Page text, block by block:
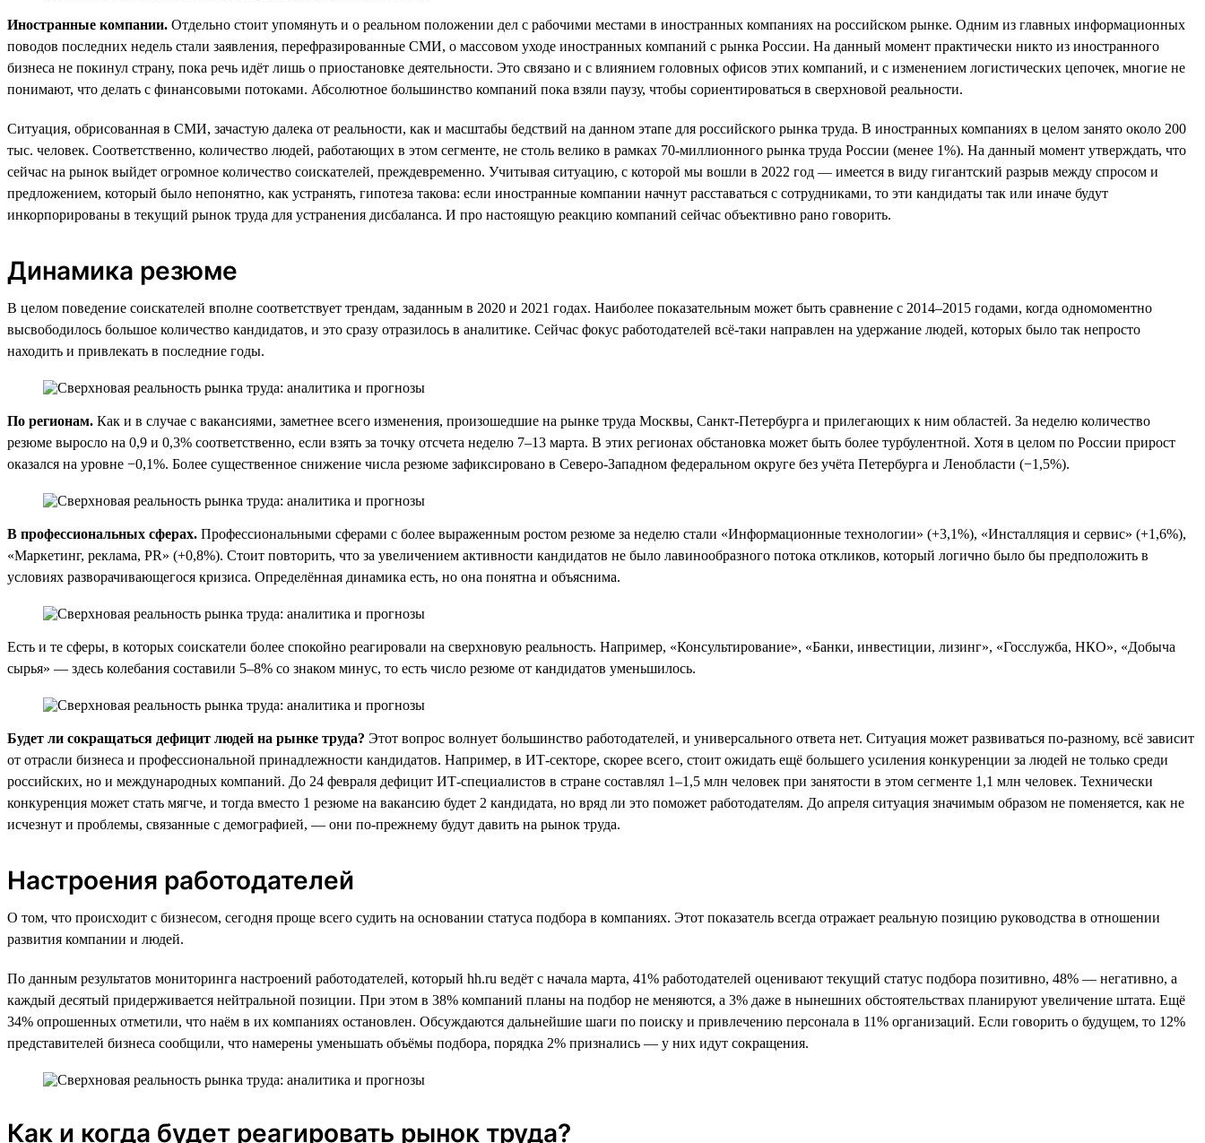
Иностранные компании. Отдельно стоит упомянуть и о реальном положении дел с рабочими местами в иностранных компаниях на российском рынке. Одним из главных информационных
поводов последних недель стали заявления, перефразированные СМИ, о массовом уходе иностранных компаний с рынка России. На данный момент практически никто из иностранного
бизнеса не покинул страну, пока речь идёт лишь о приостановке деятельности. Это связано и с влиянием головных офисов этих компаний, и с изменением логистических цепочек, многие не
понимают, что делать с финансовыми потоками. Абсолютное большинство компаний пока взяли паузу, чтобы сориентироваться в сверхновой реальности.
Ситуация, обрисованная в СМИ, зачастую далека от реальности, как и масштабы бедствий на данном этапе для российского рынка труда. В иностранных компаниях в целом занято около 200
тыс. человек. Соответственно, количество людей, работающих в этом сегменте, не столь велико в рамках 70-миллионного рынка труда России (менее 1%). На данный момент утверждать, что
сейчас на рынок выйдет огромное количество соискателей, преждевременно. Учитывая ситуацию, с которой мы вошли в 2022 год — имеется в виду гигантский разрыв между спросом и
предложением, который было непонятно, как устранять, гипотеза такова: если иностранные компании начнут расставаться с сотрудниками, то эти кандидаты так или иначе будут
инкорпорированы в текущий рынок труда для устранения дисбаланса. И про настоящую реакцию компаний сейчас объективно рано говорить.
Динамика резюме
В целом поведение соискателей вполне соответствует трендам, заданным в 2020 и 2021 годах. Наиболее показательным может быть сравнение с 2014–2015 годами, когда одномоментно
высвободилось большое количество кандидатов, и это сразу отразилось в аналитике. Сейчас фокус работодателей всё-таки направлен на удержание людей, которых было так непросто
находить и привлекать в последние годы.
По регионам. Как и в случае с вакансиями, заметнее всего изменения, произошедшие на рынке труда Москвы, Санкт-Петербурга и прилегающих к ним областей. За неделю количество
резюме выросло на 0,9 и 0,3% соответственно, если взять за точку отсчета неделю 7–13 марта. В этих регионах обстановка может быть более турбулентной. Хотя в целом по России прирост
оказался на уровне −0,1%. Более существенное снижение числа резюме зафиксировано в Северо-Западном федеральном округе без учёта Петербурга и Ленобласти (−1,5%).
В профессиональных сферах. Профессиональными сферами с более выраженным ростом резюме за неделю стали «Информационные технологии» (+3,1%), «Инсталляция и сервис» (+1,6%),
«Маркетинг, реклама, PR» (+0,8%). Стоит повторить, что за увеличением активности кандидатов не было лавинообразного потока откликов, который логично было бы предположить в
условиях разворачивающегося кризиса. Определённая динамика есть, но она понятна и объяснима.
Есть и те сферы, в которых соискатели более спокойно реагировали на сверхновую реальность. Например, «Консультирование», «Банки, инвестиции, лизинг», «Госслужба, НКО», «Добыча
сырья» — здесь колебания составили 5–8% со знаком минус, то есть число резюме от кандидатов уменьшилось.
Будет ли сокращаться дефицит людей на рынке труда? Этот вопрос волнует большинство работодателей, и универсального ответа нет. Ситуация может развиваться по-разному, всё зависит
от отрасли бизнеса и профессиональной принадлежности кандидатов. Например, в ИТ-секторе, скорее всего, стоит ожидать ещё большего усиления конкуренции за людей не только среди
российских, но и международных компаний. До 24 февраля дефицит ИТ-специалистов в стране составлял 1–1,5 млн человек при занятости в этом сегменте 1,1 млн человек. Технически
конкуренция может стать мягче, и тогда вместо 1 резюме на вакансию будет 2 кандидата, но вряд ли это поможет работодателям. До апреля ситуация значимым образом не поменяется, как не
исчезнут и проблемы, связанные с демографией, — они по-прежнему будут давить на рынок труда.
Настроения работодателей
О том, что происходит с бизнесом, сегодня проще всего судить на основании статуса подбора в компаниях. Этот показатель всегда отражает реальную позицию руководства в отношении
развития компании и людей.
По данным результатов мониторинга настроений работодателей, который hh.ru ведёт с начала марта, 41% работодателей оценивают текущий статус подбора позитивно, 48% — негативно, а
каждый десятый придерживается нейтральной позиции. При этом в 38% компаний планы на подбор не меняются, а 3% даже в нынешних обстоятельствах планируют увеличение штата. Ещё
34% опрошенных отметили, что наём в их компаниях остановлен. Обсуждаются дальнейшие шаги по поиску и привлечению персонала в 11% организаций. Если говорить о будущем, то 12%
представителей бизнеса сообщили, что намерены уменьшать объёмы подбора, порядка 2% признались — у них идут сокращения.
Как и когда будет реагировать рынок труда?